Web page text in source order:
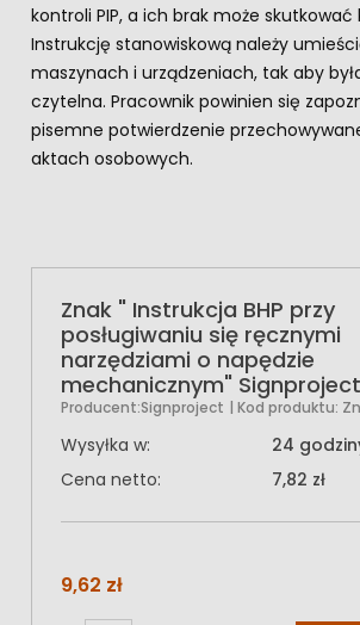
kontroli PIP, a ich brak może skutkować
Instrukcję stanowiskową należy
maszynach i urządzeniach, tak aby
czytelna. Pracownik powinien się
pisemne potwierdzenie
aktach osobowych.
Znak " Instrukcja BHP przy
posługiwaniu się ręcznymi
narzędziami o napędzie
mechanicznym" Signproject
Producent:Signproject | Kod produktu:
Wysyłka w:
24
Cena netto:
7,82 zł
9,62 zł